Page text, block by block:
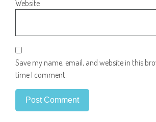
Website
Save my name, email, and website in this
time I comment.